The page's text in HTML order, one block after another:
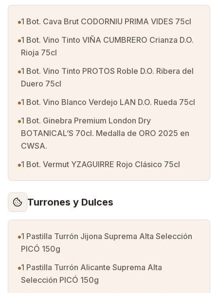
1 Bot. Cava Brut CODORNIU PRIMA VIDES 75cl
1 Bot. Vino Tinto VIÑA CUMBRERO Crianza D.O.
Rioja 75cl
1 Bot. Vino Tinto PROTOS Roble D.O. Ribera del
Duero 75cl
1 Bot. Vino Blanco Verdejo LAN D.O. Rueda 75cl
1 Bot. Ginebra Premium London Dry
BOTANICAL’S 70cl. Medalla de ORO 2025 en
CWSA.
1 Bot. Vermut YZAGUIRRE Rojo Clásico 75cl
Turrones y Dulces
1 Pastilla Turrón Jijona Suprema Alta Selección
PICÓ 150g
1 Pastilla Turrón Alicante Suprema Alta
Selección PICÓ 150g